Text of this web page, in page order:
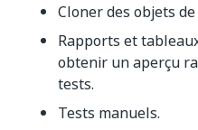
Cloner des objets
Rapports et
obtenir un aperçu
tests.
Tests manuels.